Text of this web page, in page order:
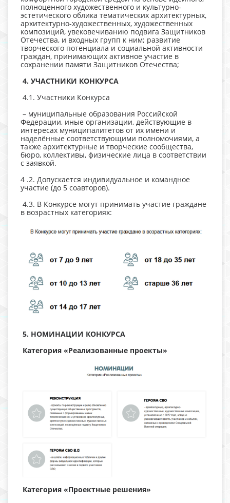
полноценного художественного и культурно-
эстетического облика тематических архитектурных,
архитектурно-художественных, художественных
композиций, увековечиванию подвига Защитников
Отечества, и входных групп к ним; развитие
творческого потенциала и социальной активности
граждан, принимающих активное участие в
сохранении памяти Защитников Отечества;
4. УЧАСТНИКИ КОНКУРСА
4.1. Участники Конкурса
– муниципальные образования Российской
Федерации, иные организации, действующие в
интересах муниципалитетов от их имени и
наделённые соответствующими полномочиями, а
также архитектурные и творческие сообщества,
бюро, коллективы, физические лица в соответствии
с заявкой.
4 .2. Допускается индивидуальное и командное
участие (до 5 соавторов).
4.3. В Конкурсе могут принимать участие граждане
в возрастных категориях:
5. НОМИНАЦИИ КОНКУРСА
Категория «Реализованные проекты»
Категория «Проектные решения»